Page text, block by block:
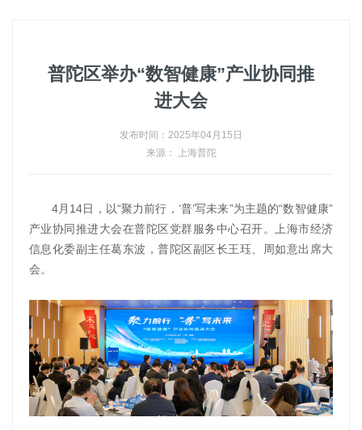
普陀区举办“数智健康”产业协同推
进大会
发布时间：2025年04月15日
来源： 上海普陀
4月14日，以“聚力前行，‘普’写未来”为主题的“数智健康”
产业协同推进大会在普陀区党群服务中心召开。上海市经济
信息化委副主任葛东波，普陀区副区长王珏、周如意出席大
会。